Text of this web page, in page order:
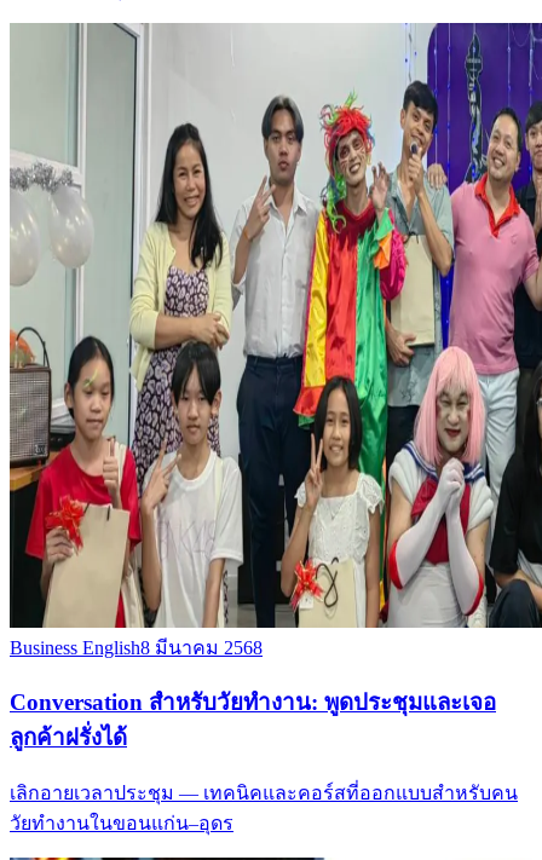
Business English8 มีนาคม 2568
Conversation สำหรับวัยทำงาน: พูดประชุมและเจอ
ลูกค้าฝรั่งได้
เลิกอายเวลาประชุม — เทคนิคและคอร์สที่ออกแบบสำหรับคน
วัยทำงานในขอนแก่น–อุดร